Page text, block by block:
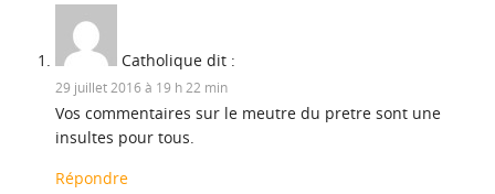
Catholique dit :
29 juillet 2016 à 19 h 22 min
Vos commentaires sur le meutre du pretre sont une
insultes pour tous.
Répondre